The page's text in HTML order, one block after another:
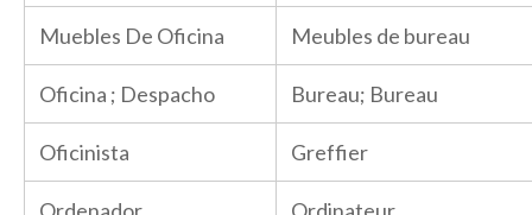
Muebles De Oficina Meubles de bureau
Oficina ; Despacho Bureau; Bureau
Oficinista Greffier